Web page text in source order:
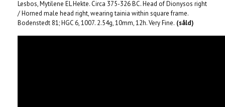
Lesbos, Mytilene EL Hekte. Circa 375-326 BC. Head of Dionysos right
/ Horned male head right, wearing tainia within square frame.
Bodenstedt 81; HGC 6, 1007. 2.54g, 10mm, 12h. Very Fine. (såld)